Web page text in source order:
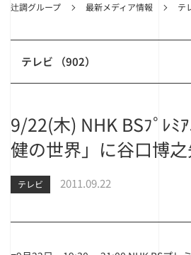
辻調グループ 最新メディア情報 テ
テレビ （902）
9/22(木) NHK BSﾌﾟﾚﾐ
健の世界」に谷口博
テレビ 2011.09.22